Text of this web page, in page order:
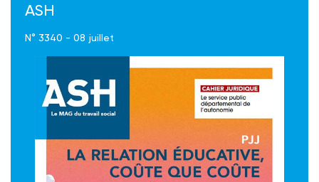
ASH
N° 3340 - 08 juillet